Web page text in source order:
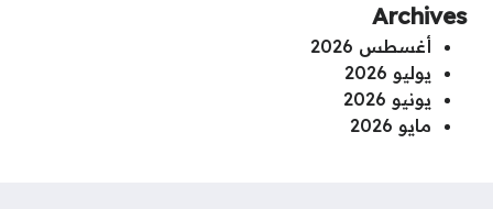
Archives
أغسطس 2026
يوليو 2026
يونيو 2026
مايو 2026